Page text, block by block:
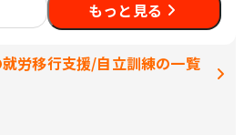
もっと見る
労移行支援/自立訓練の一覧